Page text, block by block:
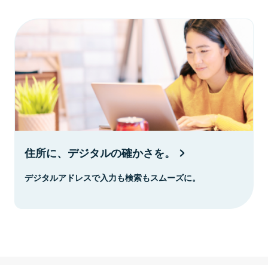
住所に、デジタルの確かさを。
デジタルアドレスで入力も検索もスムーズに。